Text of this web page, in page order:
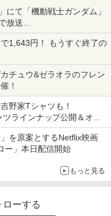
にて「機動戦士ガンダム」
放送
スター版】」
1,643円！ もうすぐ終了の
景版」が67%オフで990円
チュウ&ゼラオラのフレン
！
野家Tシャツも！
ラインナップ公開＆オン
を原案とするNetflix映画
ー」本日配信開始
もっと見る
ローする